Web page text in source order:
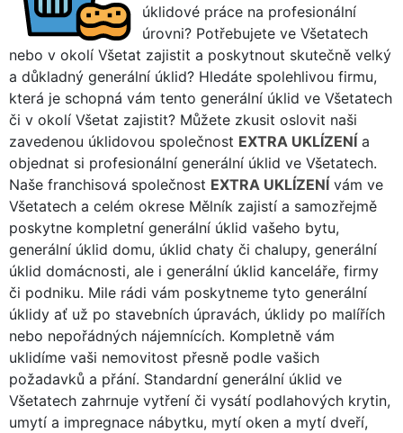
úklidové práce na profesionální
úrovni? Potřebujete ve Všetatech
nebo v okolí Všetat zajistit a poskytnout skutečně velký
a důkladný generální úklid? Hledáte spolehlivou firmu,
která je schopná vám tento generální úklid ve Všetatech
či v okolí Všetat zajistit? Můžete zkusit oslovit naši
zavedenou úklidovou společnost EXTRA UKLÍZENÍ a
objednat si profesionální generální úklid ve Všetatech.
Naše franchisová společnost EXTRA UKLÍZENÍ vám ve
Všetatech a celém okrese Mělník zajistí a samozřejmě
poskytne kompletní generální úklid vašeho bytu,
generální úklid domu, úklid chaty či chalupy, generální
úklid domácnosti, ale i generální úklid kanceláře, firmy
či podniku. Mile rádi vám poskytneme tyto generální
úklidy ať už po stavebních úpravách, úklidy po malířích
nebo nepořádných nájemnících. Kompletně vám
uklidíme vaši nemovitost přesně podle vašich
požadavků a přání. Standardní generální úklid ve
Všetatech zahrnuje vytření či vysátí podlahových krytin,
umytí a impregnace nábytku, mytí oken a mytí dveří,